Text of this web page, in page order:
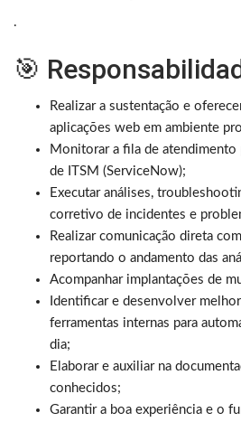
.
🎯
Realizar a sustentação e
aplicações web em ambiente
Monitorar a fila de atendimento
de ITSM (ServiceNow);
Executar análises,
corretivo de incidentes e
Realizar comunicação direta
reportando o andamento das
Acompanhar implantações de
Identificar e desenvolver
ferramentas internas para
dia;
Elaborar e auxiliar na
conhecidos;
Garantir a boa experiência e o